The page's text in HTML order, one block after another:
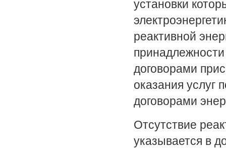
установки
реактивной
договорами
оказания услуг
договорами
Отсутствие
указывается в